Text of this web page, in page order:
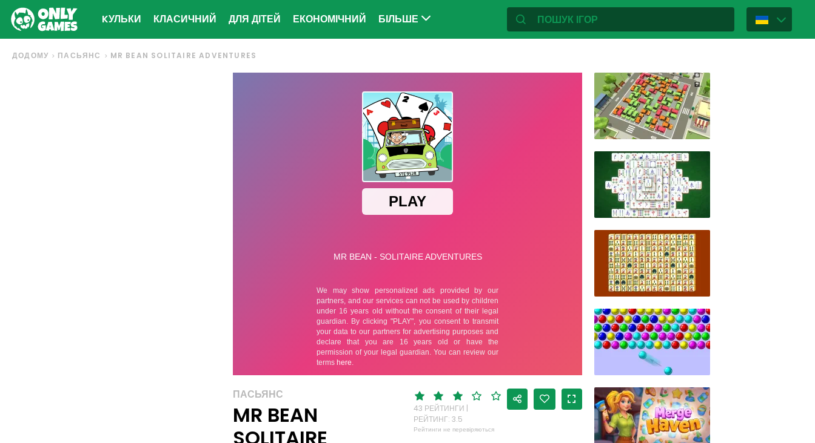
KУЛЬКИ КЛАСИЧНИЙ ДЛЯ ДІТЕЙ ЕКОНОМІЧНИЙ БІЛЬШЕ
ДОДОМУ ПАСЬЯНС MR BEAN SOLITAIRE ADVENTURES
ПАСЬЯНС
MR BEAN
43 РЕЙТИНГИ |
РЕЙТИНГ: 3.5
Рейтинги не перевіряються